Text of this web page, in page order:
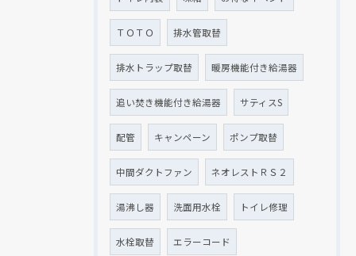
ＴＯＴＯ 排水管取替
排水トラップ取替 暖房機能付き給湯器
追い焚き機能付き給湯器 サティスS
配管 キャンペーン ポンプ取替
中間ダクトファン ネオレストＲＳ２
湯沸し器 洗面用水栓 トイレ修理
水栓取替 エラーコード